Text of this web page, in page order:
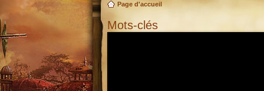
Page d'accueil
Mots-clés